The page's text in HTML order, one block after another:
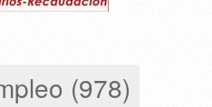
(978)